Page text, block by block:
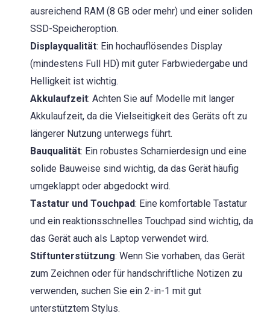
ausreichend RAM (8 GB oder mehr) und einer soliden
SSD-Speicheroption.
Displayqualität: Ein hochauflösendes Display
(mindestens Full HD) mit guter Farbwiedergabe und
Helligkeit ist wichtig.
Akkulaufzeit: Achten Sie auf Modelle mit langer
Akkulaufzeit, da die Vielseitigkeit des Geräts oft zu
längerer Nutzung unterwegs führt.
Bauqualität: Ein robustes Scharnierdesign und eine
solide Bauweise sind wichtig, da das Gerät häufig
umgeklappt oder abgedockt wird.
Tastatur und Touchpad: Eine komfortable Tastatur
und ein reaktionsschnelles Touchpad sind wichtig, da
das Gerät auch als Laptop verwendet wird.
Stiftunterstützung: Wenn Sie vorhaben, das Gerät
zum Zeichnen oder für handschriftliche Notizen zu
verwenden, suchen Sie ein 2-in-1 mit gut
unterstütztem Stylus.